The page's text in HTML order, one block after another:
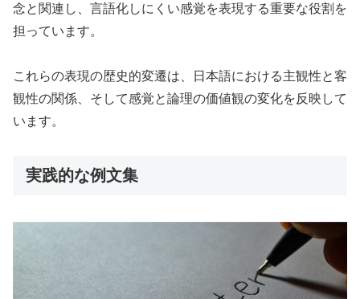
念と関連し、言語化しにくい感覚を表現する重要な役割を
担っています。
これらの表現の歴史的変遷は、日本語における主観性と客
観性の関係、そして感覚と論理の価値観の変化を反映して
います。
実践的な例文集